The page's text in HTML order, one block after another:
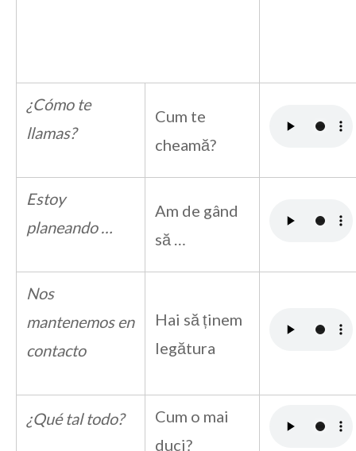
¿Cómo te
llamas?
Cum te
cheamă?
Estoy
planeando …
Am de gând
să …
Nos
mantenemos en
contacto
Hai să ținem
legătura
¿Qué tal todo?
Cum o mai
duci?